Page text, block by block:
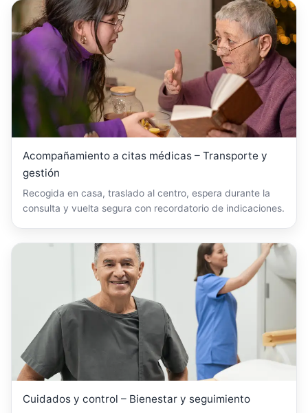
Acompañamiento a citas médicas – Transporte y
gestión
Recogida en casa, traslado al centro, espera durante la
consulta y vuelta segura con recordatorio de indicaciones.
Cuidados y control – Bienestar y seguimiento